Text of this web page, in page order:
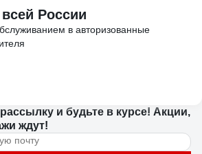
России
в авторизованные
и будьте в курсе! Акции,
ждут!